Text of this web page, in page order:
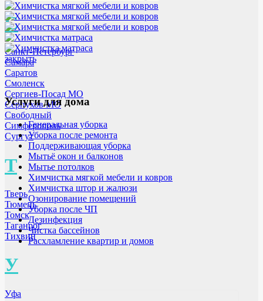
С
Санкт-Петербург
Самара
Саратов
Смоленск
Сергиев-Посад МО
Серпухов МО
Свободный
Симферополь
Сургут
Т
Тверь
Тюмень
Томск
Таганрог
Тихвин
У
Уфа
закрыть
Услуги для дома
Генеральная уборка
Уборка после ремонта
Поддерживающая уборка
Мытьё окон и балконов
Мытье потолков
Химчистка мягкой мебели и ковров
Химчистка штор и жалюзи
Озонирование помещений
Уборка после ЧП
Дезинфекция
Чистка бассейнов
Расхламление квартир и домов